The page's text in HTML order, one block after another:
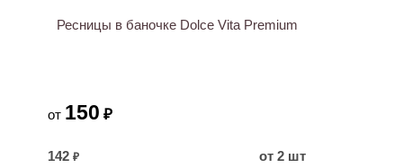
Ресницы в баночке Dolce Vita Premium
от 150 ₽
142 ₽
от 2 шт